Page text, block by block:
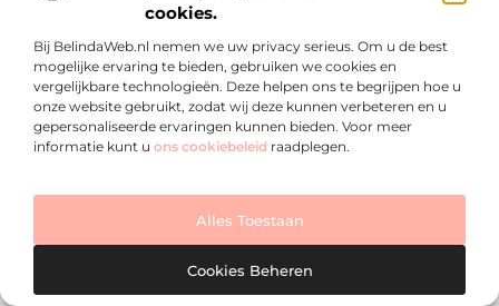
cookies.
Bij BelindaWeb.nl nemen we uw privacy serieus. Om u de best
mogelijke ervaring te bieden, gebruiken we cookies en
vergelijkbare technologieën. Deze helpen ons te begrijpen hoe u
onze website gebruikt, zodat wij deze kunnen verbeteren en u
gepersonaliseerde ervaringen kunnen bieden. Voor meer
informatie kunt u ons cookiebeleid raadplegen.
Alles Toestaan
Cookies Beheren
Ontdek de unieke wereld van slijterij in Meppel